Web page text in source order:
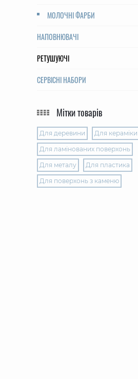
МОЛОЧНІ ФАРБИ
НАПОВНЮВАЧІ
РЕТУШУЮЧІ
СЕРВІСНІ НАБОРИ
Мітки товарів
Для деревини Для кераміки
Для ламінованих поверхонь
Для металу Для пластика
Для поверхонь з каменю